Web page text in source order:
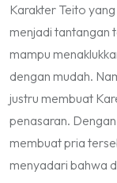
Karakter Teito
menjadi tantangan
mampu
dengan mudah.
justru membuat
penasaran.
membuat pria
menyadari bahwa